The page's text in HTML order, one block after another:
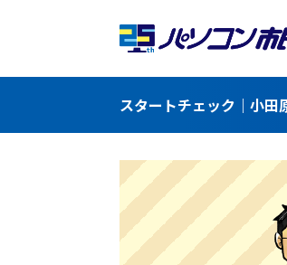
スタートチェック｜小田